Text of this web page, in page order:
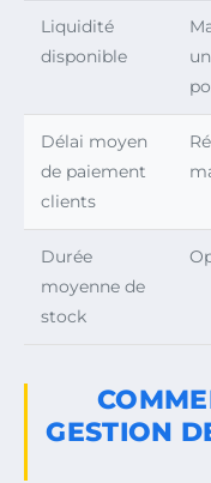
Liquidité
disponible
Délai moyen
de paiement
clients
Durée
moyenne de
stock
GESTION